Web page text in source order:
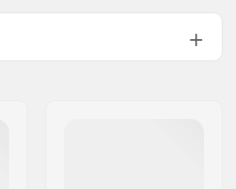
48mm, Top load
22.2mm